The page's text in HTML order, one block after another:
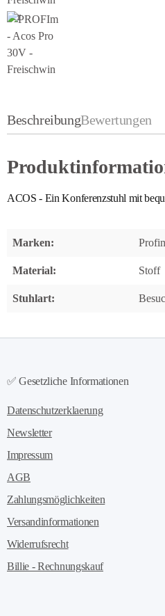
BeschreibungBewertungen
ACOS - Ein Konferenzstuhl mit
Marken:
Material: Stoff
Stuhlart:
✅ Gesetzliche Informationen
Datenschutzerklaerung
Newsletter
Impressum
AGB
Zahlungsmöglichkeiten
Versandinformationen
Widerrufsrecht
Billie - Rechnungskauf